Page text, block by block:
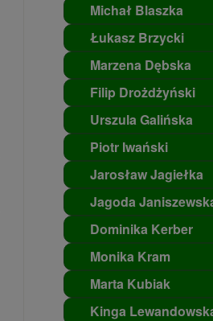
Michał Blaszka
Łukasz Brzycki
Marzena Dębska
Filip Drożdżyński
Urszula Galińska
Piotr Iwański
Jarosław Jagiełka
Jagoda
Dominika Kerber
Monika Kram
Marta Kubiak
Kinga